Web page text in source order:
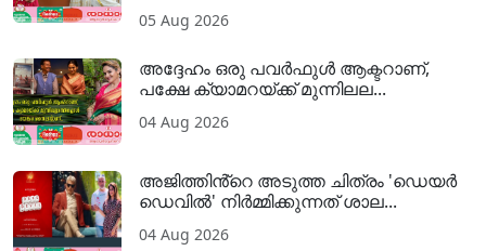
05 Aug 2026
അദ്ദേഹം ഒരു പവര്‍ഫുള്‍ ആക്ടറാണ്,
പക്ഷേ ക്യാമറയ്ക്ക് മുന്നിലല...
04 Aug 2026
അജിത്തിൻ്റെ അടുത്ത ചിത്രം 'ഡെയർ
ഡെവിൽ' നിർമ്മിക്കുന്നത് ശാല...
04 Aug 2026